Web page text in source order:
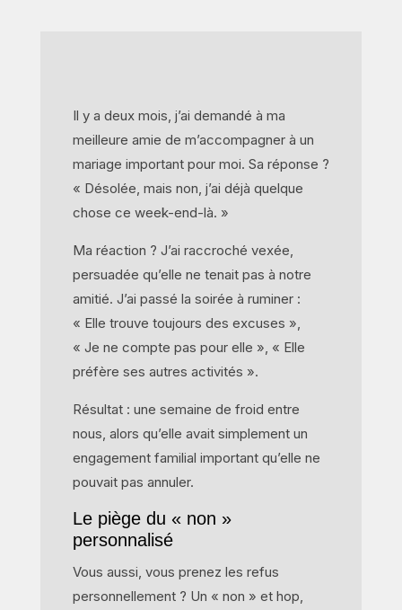
Il y a deux mois, j’ai demandé à ma
meilleure amie de m’accompagner à un
mariage important pour moi. Sa réponse ?
« Désolée, mais non, j’ai déjà quelque
chose ce week-end-là. »
Ma réaction ? J’ai raccroché vexée,
persuadée qu’elle ne tenait pas à notre
amitié. J’ai passé la soirée à ruminer :
« Elle trouve toujours des excuses »,
« Je ne compte pas pour elle », « Elle
préfère ses autres activités ».
Résultat : une semaine de froid entre
nous, alors qu’elle avait simplement un
engagement familial important qu’elle ne
pouvait pas annuler.
Le piège du « non »
personnalisé
Vous aussi, vous prenez les refus
personnellement ? Un « non » et hop,